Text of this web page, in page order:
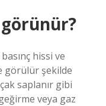
görünür?
hissi ve
görülür şekilde
saplanır gibi
veya gaz